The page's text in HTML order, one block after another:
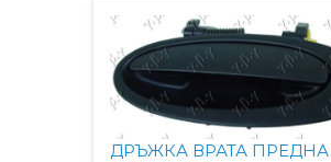
ДРЪЖКА ВРАТА ПРЕДНА